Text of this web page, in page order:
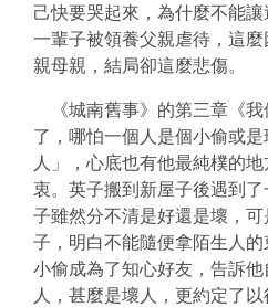
己快要哭起來，為什麼不能
一輩子被領養父親虐待，這
親母親，結局卻這麼悲傷。
《城南舊事》的第三章《我
了，哪怕一個人是個小偷或
人」，心底也有他最純樸的
衷。英子搬到新屋子後遇到了
子雖然分不清是好還是壞，
子，明白不能隨便拿陌生人
小偷成為了知心好友，告訴
人，甚麼是壞人，更約定了